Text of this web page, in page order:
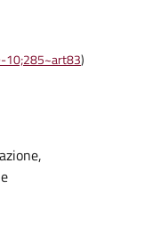
10;285~art83)